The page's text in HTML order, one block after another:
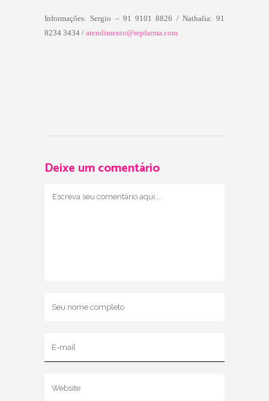
Informações: Sergio – 91 9101 8826 / Nathalia: 91
8234 3434 / atendimento@repfarma.com
Deixe um comentário